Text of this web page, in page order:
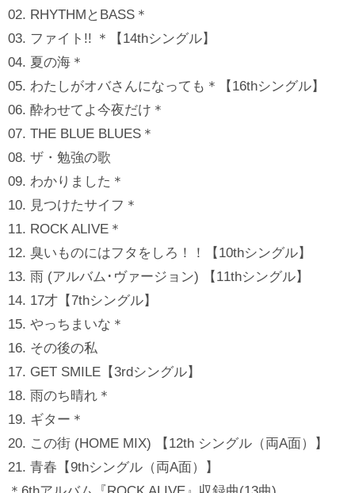
02. RHYTHMとBASS＊
03. ファイト!! ＊【14thシングル】
04. 夏の海＊
05. わたしがオバさんになっても＊【16thシングル】
06. 酔わせてよ今夜だけ＊
07. THE BLUE BLUES＊
08. ザ・勉強の歌
09. わかりました＊
10. 見つけたサイフ＊
11. ROCK ALIVE＊
12. 臭いものにはフタをしろ！！【10thシングル】
13. 雨 (アルバム･ヴァージョン) 【11thシングル】
14. 17才【7thシングル】
15. やっちまいな＊
16. その後の私
17. GET SMILE【3rdシングル】
18. 雨のち晴れ＊
19. ギター＊
20. この街 (HOME MIX) 【12th シングル（両A面）】
21. 青春【9thシングル（両A面）】